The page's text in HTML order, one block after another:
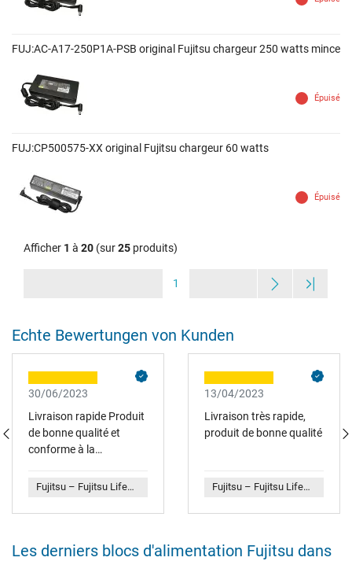
FUJ:AC-A17-250P1A-PSB original Fujitsu chargeur 250 watts mince
Épuisé
FUJ:CP500575-XX original Fujitsu chargeur 60 watts
Épuisé
Afficher 1 à 20 (sur25 produits)
1
Echte Bewertungen von Kunden
30/06/2023
Livraison rapide Produit
de bonne qualité et
conforme à la
l'ordinateur portableFujitsu – Fujitsu LifeBook E754 Original Netzteil 90 Watt
13/04/2023
Livraison très rapide,
produit de bonne qualité
Fujitsu – Fujitsu LifeBook A359 Original Netzteil 65 Watt lange Bauform
Les derniers blocs d'alimentation Fujitsu dans